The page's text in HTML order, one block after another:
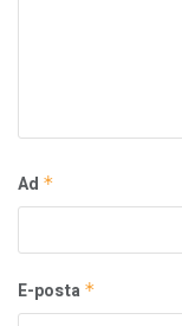
Ad *
E-posta *